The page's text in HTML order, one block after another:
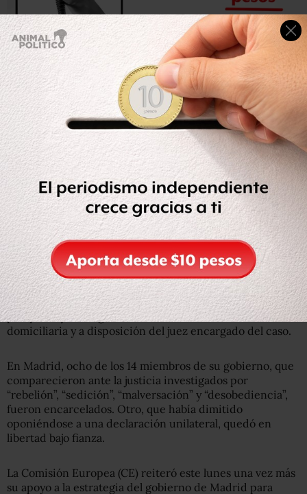
Puigdemont, así como los cuatro consejeros (Antoni
Comín, Clara Ponsatí, Lluís Puig y Meritxell Serret), se
entregaron voluntariamente a la justicia belga el domingo
y fueron dejados en libertad condicional sin fianza en las
últimas horas de la noche.
“En libertad y sin fianza. Nuestro pensamiento está con
los compañeros injustamente encarcelados por un Estado
alejado de la práctica democrática”, tuiteó Puigdemont,
quien se encuentra en Bruselas junto a cuatro miembros
de su gobierno cesado por Madrid.
Entre las medidas cautelares para su libertad se incluyen
la prohibición de salir del territorio belga, el retiro del
pasaporte y la obligación de estar en comunicación
domiciliaria y a disposición del juez encargado del caso.
En Madrid, ocho de los 14 miembros de su gobierno, que
comparecieron ante la justicia investigados por
“rebelión”, “sedición”, “malversación” y “desobediencia”,
fueron encarcelados. Otro, que había dimitido
oponiéndose a una declaración unilateral, quedó en
libertad bajo fianza.
La Comisión Europea (CE) reiteró este lunes una vez más
su apoyo a la estrategia del gobierno de Madrid para